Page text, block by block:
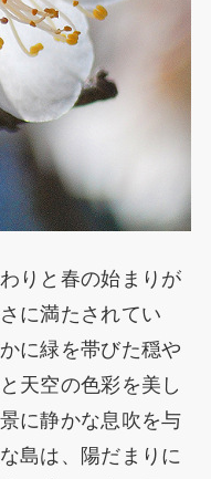
りと春の始まりが
に満たされてい
に緑を帯びた穏や
天空の色彩を美し
に静かな息吹を与
島は、陽だまりに